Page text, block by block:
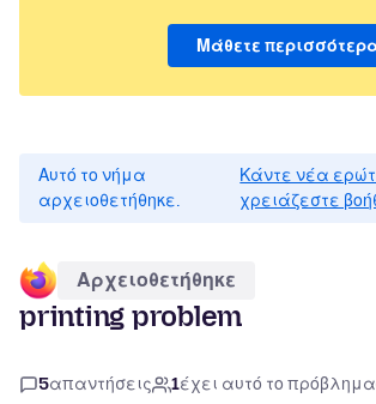
Μάθετε
Αυτό το νήμα
αρχειοθετήθηκε.
Κάντε νέα
χρειάζεστε
Αρχειοθετήθηκε
printing problem
5απαντήσεις 1έχει αυτό το πρόβλημα